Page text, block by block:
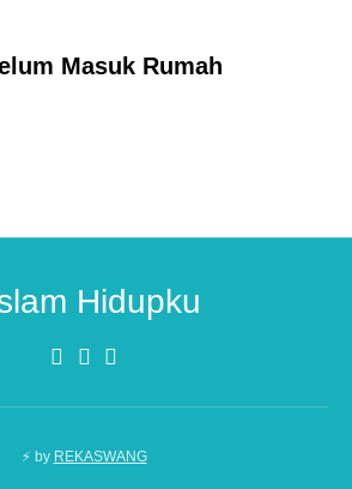
Masuk Rumah
⚡ by REKASWANG